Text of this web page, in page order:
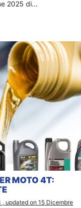
2025 di...
MOTO 4T:
updated on 15 Dicembre